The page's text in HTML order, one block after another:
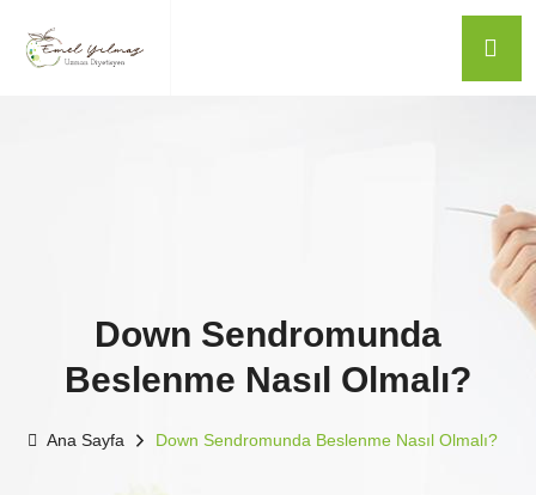
Down Sendromunda
Beslenme Nasıl Olmalı?
Ana Sayfa Down Sendromunda Beslenme Nasıl Olmalı?